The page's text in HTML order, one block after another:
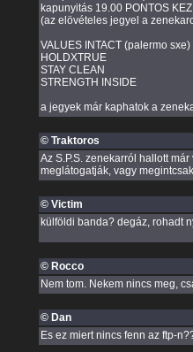
kapunyitás 19.00 PONTOS
(az elövételes jegyel a
VALUES INTACT (palermo sxe)
HOLDXTRUE
STAY CLEAN
STRENGTH INSIDE
a jegyek már kaphatok a
© Traktoros
Az S.P.S. zenekarról hallott
meglátogatják, vagy
© Victim
külföldi banda? degáz, rohadt
© Rocco
Nem tom. Nekem nincs meg,
© Dan
Es ez miert nincs fenn az ftp-